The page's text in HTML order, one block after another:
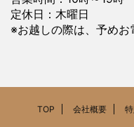
定休日：木曜日
※お越しの際は、予めお
TOP 会社概要